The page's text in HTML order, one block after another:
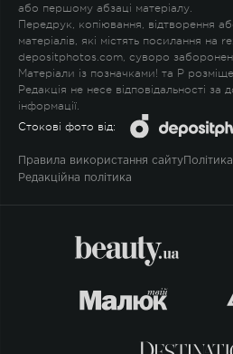
або першому абзаці матеріалу.
Передрук, копіювання, відтворення
матеріалів, які містять посилання на
depositphotos.com, суворо
Матеріали із позначками! та P
Редакція не несе відповідальності за
інформації.
Стокові фото від:
Правила використання сайту
Редакційна політика